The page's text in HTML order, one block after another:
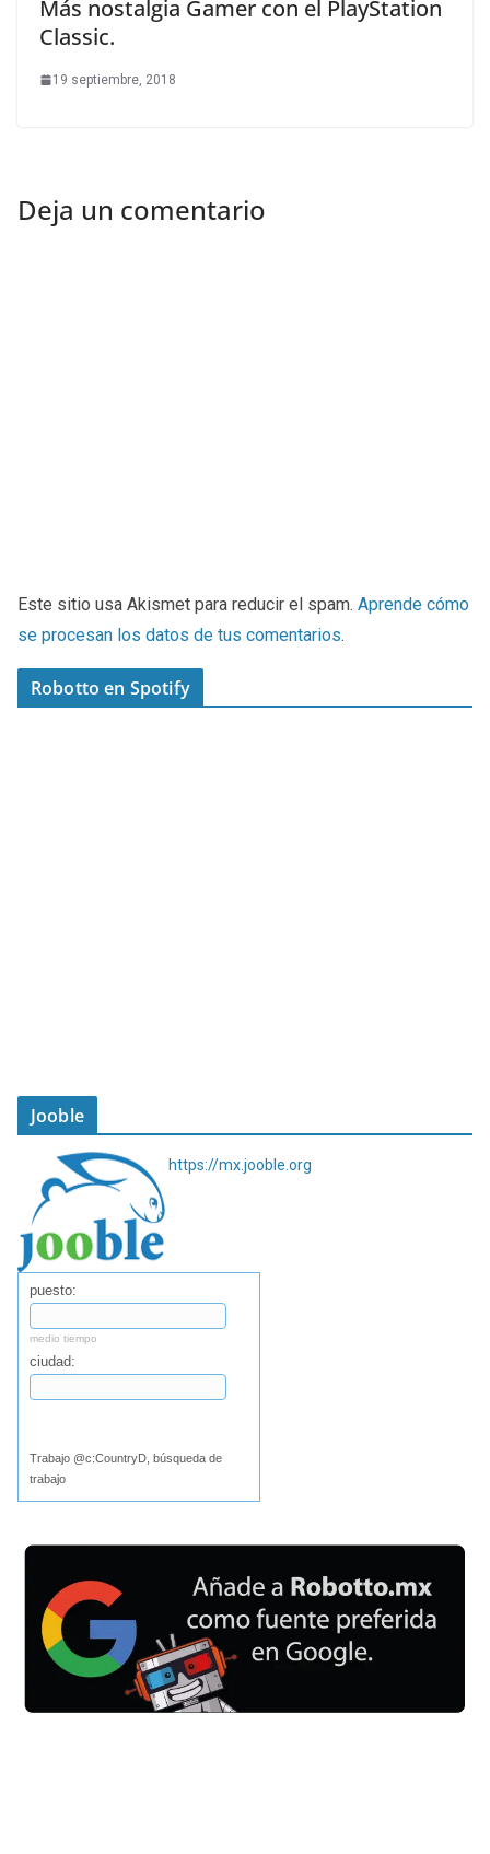
Más nostalgia Gamer con el PlayStation
Classic.
19 septiembre, 2018
Deja un comentario
Este sitio usa Akismet para reducir el spam. Aprende cómo
se procesan los datos de tus comentarios.
Robotto en Spotify
Jooble
https://mx.jooble.org
puesto:
medio tiempo
ciudad:
Trabajo @c:CountryD, búsqueda de
trabajo